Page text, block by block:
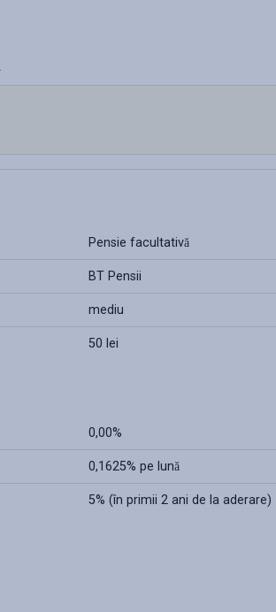
Pensie facultativă
BT Pensii
mediu
50 lei
0,00%
0,1625% pe lună
5% (în primii 2 ani de la aderare)